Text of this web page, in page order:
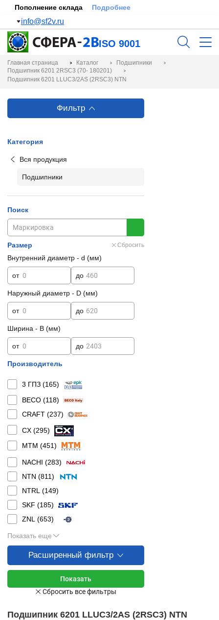
Пополнение склада Подробнее
info@sf2v.ru
ISO 9001
Главная страница Каталог
Подшипники
Подшипник 6201 2RSC3 (70- 180201)
Подшипник 6201 LLUC3/2AS (2RSC3) NTN
Фильтр
Категория
Вся продукция
Подшипники
Поиск
Размер Сбросить
Внутренний диаметр - d (мм)
от до
Наружный диаметр - D (мм)
от до
Ширина - B (мм)
от до
Производитель
3 ГПЗ (165)
BECO (118)
CRAFT (237)
CX (295)
MTM (451)
NACHI (283)
NTN (811)
NTRL (149)
SKF (185)
ZNL (653)
Показать еще
Расширенный фильтр
Подшипник 6201 LLUC3/2AS (2RSC3) NTN